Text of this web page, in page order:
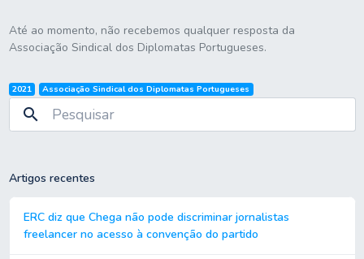
Até ao momento, não recebemos qualquer resposta da
Associação Sindical dos Diplomatas Portugueses.
2021 Associação Sindical dos Diplomatas Portugueses
search
Artigos recentes
ERC diz que Chega não pode discriminar jornalistas
freelancer no acesso à convenção do partido